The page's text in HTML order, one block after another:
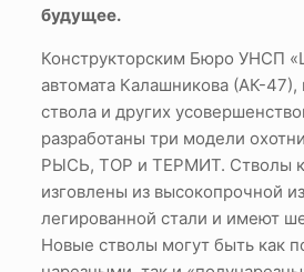
будущее.
Конструкторским Бюро УНСП
автомата Калашникова (АК-
ствола и других
разработаны три модели
РЫСЬ, ТОР и ТЕРМИТ. Стволы
изговлены из высокопрочной
легированной стали и имеют
Новые стволы могут быть как